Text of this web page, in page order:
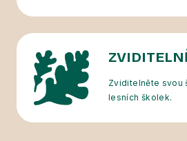
Zviditelněte svou
lesních školek.